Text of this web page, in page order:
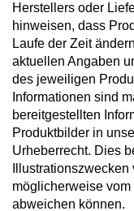
Herstellers oder
hinweisen, dass
Laufe der Zeit
aktuellen Angaben
des jeweiligen
Informationen sind
bereitgestellten
Produktbilder in
Urheberrecht. Dies
möglicherweise
abweichen können.